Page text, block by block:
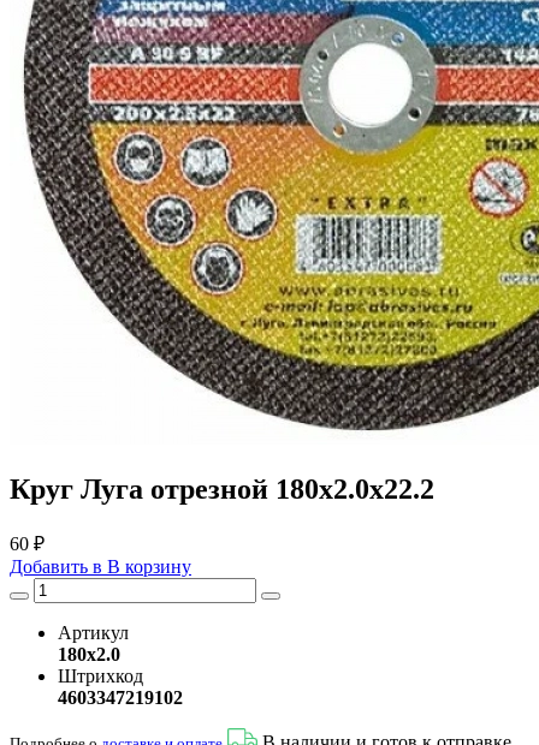
Круг Луга отрезной 180х2.0х22.2
60 ₽
Добавить в В корзину
Артикул
180х2.0
Штрихкод
4603347219102